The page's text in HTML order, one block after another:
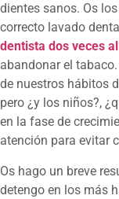
dientes sanos. Os
correcto lavado
dentista dos veces
abandonar el
de nuestros hábitos
pero ¿y los niños?,
en la fase de
atención para evitar
Os hago un breve
detengo en los más